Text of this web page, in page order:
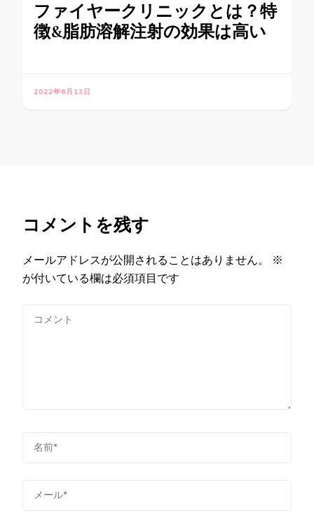
ファイヤークリニックとは？特
徴&脂肪溶解注射の効果は高い
2022年6月13日
コメントを残す
メールアドレスが公開されることはありません。
※
が付いている欄は必須項目です